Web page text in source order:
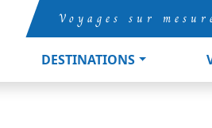
Voyages sur
DESTINATIONS